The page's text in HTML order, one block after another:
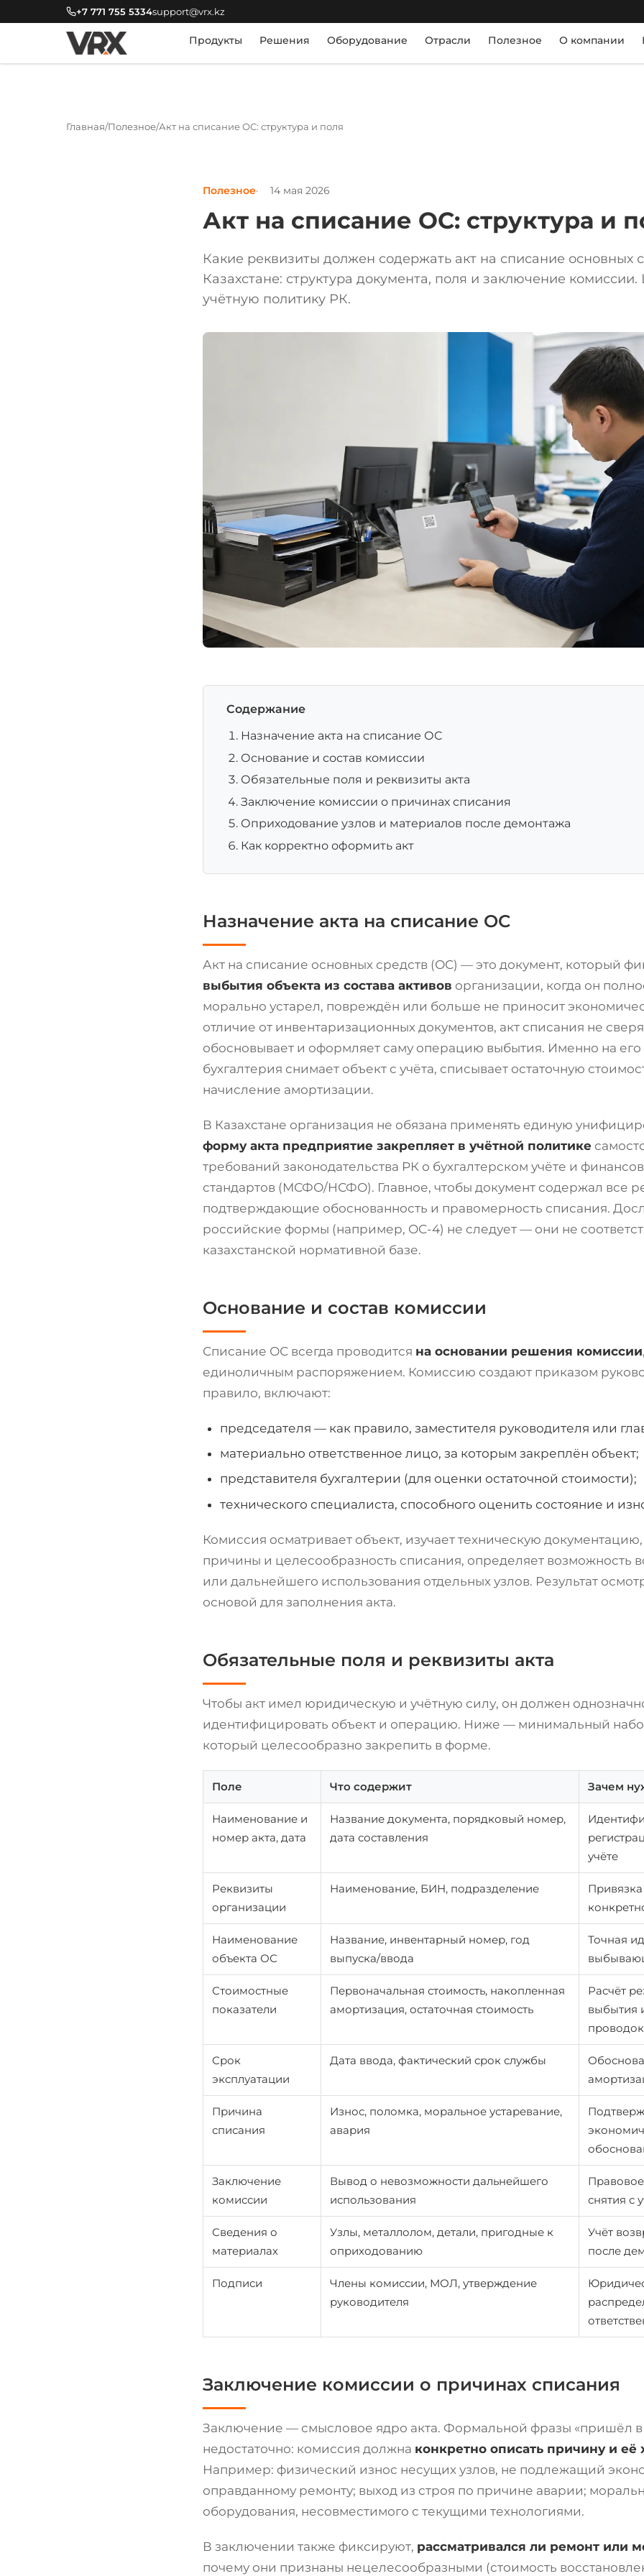
+7 771 755 5334support@vrx.kz
Продукты Решения Оборудование Отрасли Полезное О компании
Главная Полезное Акт на списание ОС: структура и поля
Полезное 14 мая 2026
Акт на списание ОС: структура и
Какие реквизиты должен содержать акт на списание основных
Казахстане: структура документа, поля и заключение
учётную политику РК.
Содержание
Назначение акта на списание ОС
Основание и состав комиссии
Обязательные поля и реквизиты акта
Заключение комиссии о причинах списания
Оприходование узлов и материалов после демонтажа
Как корректно оформить акт
Назначение акта на списание ОС
Акт на списание основных средств (ОС) — это документ, который
выбытия объекта из состава активов организации, когда он
морально устарел, повреждён или больше не приносит
отличие от инвентаризационных документов, акт списания не
обосновывает и оформляет саму операцию выбытия. Именно на его
бухгалтерия снимает объект с учёта, списывает остаточную
начисление амортизации.
В Казахстане организация не обязана применять единую
форму акта предприятие закрепляет в учётной политике
требований законодательства РК о бухгалтерском учёте и
стандартов (МСФО/НСФО). Главное, чтобы документ содержал все
подтверждающие обоснованность и правомерность списания.
российские формы (например, ОС-4) не следует — они не
казахстанской нормативной базе.
Основание и состав комиссии
Списание ОС всегда проводится на основании решения комиссии
единоличным распоряжением. Комиссию создают приказом
правило, включают:
председателя — как правило, заместителя руководителя или
материально ответственное лицо, за которым закреплён объект;
представителя бухгалтерии (для оценки остаточной стоимости);
технического специалиста, способного оценить состояние и
Комиссия осматривает объект, изучает техническую документацию,
причины и целесообразность списания, определяет возможность
или дальнейшего использования отдельных узлов. Результат
основой для заполнения акта.
Обязательные поля и реквизиты акта
Чтобы акт имел юридическую и учётную силу, он должен
идентифицировать объект и операцию. Ниже — минимальный
который целесообразно закрепить в форме.
Поле Что содержит Зачем
Наименование и
номер акта, дата
Название документа, порядковый номер,
дата составления
учёте
Реквизиты
организации
Наименование, БИН, подразделение
Наименование
объекта ОС
Название, инвентарный номер, год
выпуска/ввода
Точная
Стоимостные
показатели
Первоначальная стоимость, накопленная
амортизация, остаточная стоимость
Расчёт
выбытия
проводок
Срок
эксплуатации
Дата ввода, фактический срок службы
Причина
списания
Износ, поломка, моральное устаревание,
авария
Заключение
комиссии
Вывод о невозможности дальнейшего
использования
снятия с
Сведения о
материалах
Узлы, металлолом, детали, пригодные к
оприходованию
Учёт
после
Подписи
Члены комиссии, МОЛ, утверждение
руководителя
Заключение комиссии о причинах списания
Заключение — смысловое ядро акта. Формальной фразы «пришёл в
недостаточно: комиссия должна конкретно описать причину и её
Например: физический износ несущих узлов, не подлежащий
оправданному ремонту; выход из строя по причине аварии;
оборудования, несовместимого с текущими технологиями.
В заключении также фиксируют, рассматривался ли ремонт или
почему они признаны нецелесообразными (стоимость